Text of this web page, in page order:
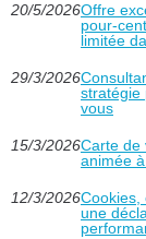
20/5/2026Offre
pour-
limitée
29/3/2026
stratégie
vous
15/3/2026Carte de
animée
12/3/2026Cookies,
une